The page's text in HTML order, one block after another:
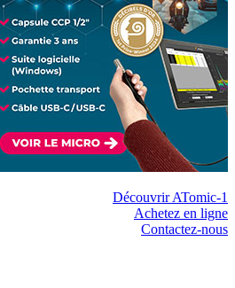
Découvrir ATomic-1
Achetez en ligne
Contactez-nous